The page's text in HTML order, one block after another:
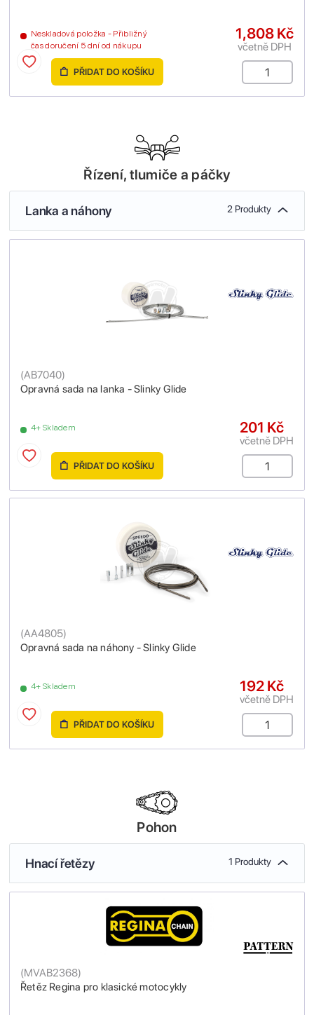
Neskladová položka - Přibližný
čas doručení 5 dní od nákupu
1,808 Kč
včetně DPH
PŘIDAT DO KOŠÍKU
Řízení, tlumiče a páčky
Lanka a náhony 2 Produkty
Opravná sada na lanka - Slinky Glide
(AB7040)
4+ Skladem 201 Kč
včetně DPH
PŘIDAT DO KOŠÍKU
Opravná sada na náhony - Slinky Glide
(AA4805)
4+ Skladem 192 Kč
včetně DPH
PŘIDAT DO KOŠÍKU
Pohon
Hnací řetězy 1 Produkty
Řetěz Regina pro klasické motocykly
(MVAB2368)